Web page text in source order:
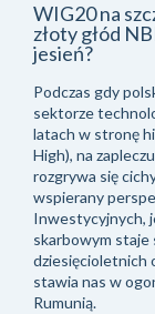
WIG20 na
złoty głód
jesień?
Podczas gdy
sektorze
latach w stronę
High), na
rozgrywa się
wspierany
Inwestycyjnych,
skarbowym staje
dziesięcioletnich
stawia nas w
Rumunią.